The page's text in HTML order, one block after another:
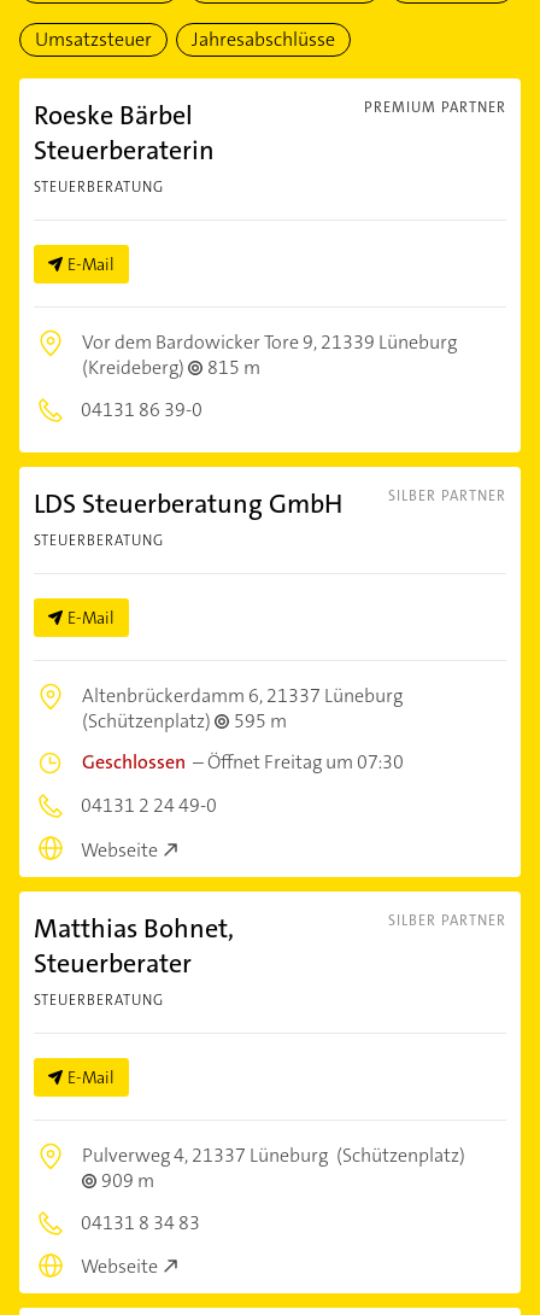
Umsatzsteuer Jahresabschlüsse
PREMIUM PARTNER
Roeske Bärbel
Steuerberaterin
STEUERBERATUNG
E-Mail
Vor dem Bardowicker Tore 9,21339 Lüneburg
(Kreideberg)
815 m
04131 86 39-0
SILBER PARTNER
LDS Steuerberatung GmbH
STEUERBERATUNG
E-Mail
Altenbrückerdamm 6,21337 Lüneburg
(Schützenplatz)
595 m
Geschlossen –Öffnet Freitag um 07:30
04131 2 24 49-0
Webseite
SILBER PARTNER
Matthias Bohnet,
Steuerberater
STEUERBERATUNG
E-Mail
Pulverweg 4,21337 Lüneburg (Schützenplatz)
909 m
04131 8 34 83
Webseite